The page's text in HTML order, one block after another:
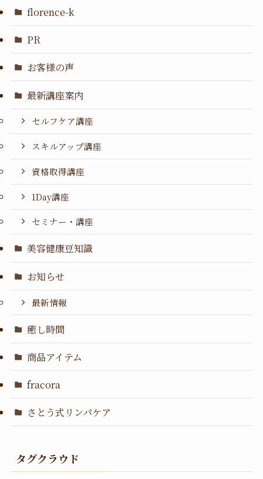
florence-k
PR
お客様の声
最新講座案内
セルフケア講座
スキルアップ講座
資格取得講座
1Day講座
セミナー・講座
美容健康豆知識
お知らせ
最新情報
癒し時間
商品アイテム
fracora
さとう式リンパケア
タグクラウド